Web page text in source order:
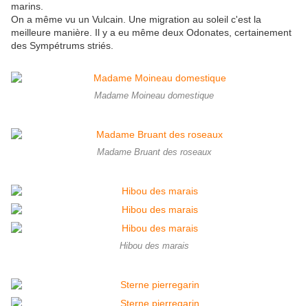
marins.
On a même vu un Vulcain. Une migration au soleil c'est la
meilleure manière. Il y a eu même deux Odonates, certainement
des Sympétrums striés.
Madame Moineau domestique
Madame Bruant des roseaux
Hibou des marais